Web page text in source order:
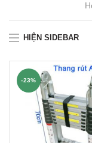
HIỆN SIDEBAR
-23%